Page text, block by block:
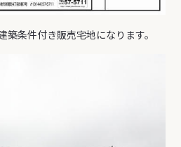
条件付き販売宅地になります。